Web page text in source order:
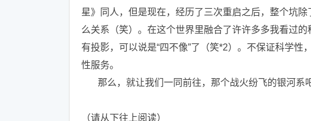
星》同人，但是现在，经历了三次重启之后，整个坑
么关系（笑）。在这个世界里融合了许许多多我看过
有投影，可以说是“四不像”了（笑*2）。不保证科学
性服务。
那么，就让我们一同前往，那个战火纷飞的银河系
（请从下往上阅读）